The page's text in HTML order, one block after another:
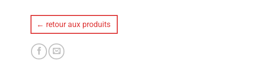
← retour aux produits